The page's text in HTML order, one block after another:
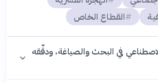
القطاع الخاص
في البحث والصياغة، ودقّقه